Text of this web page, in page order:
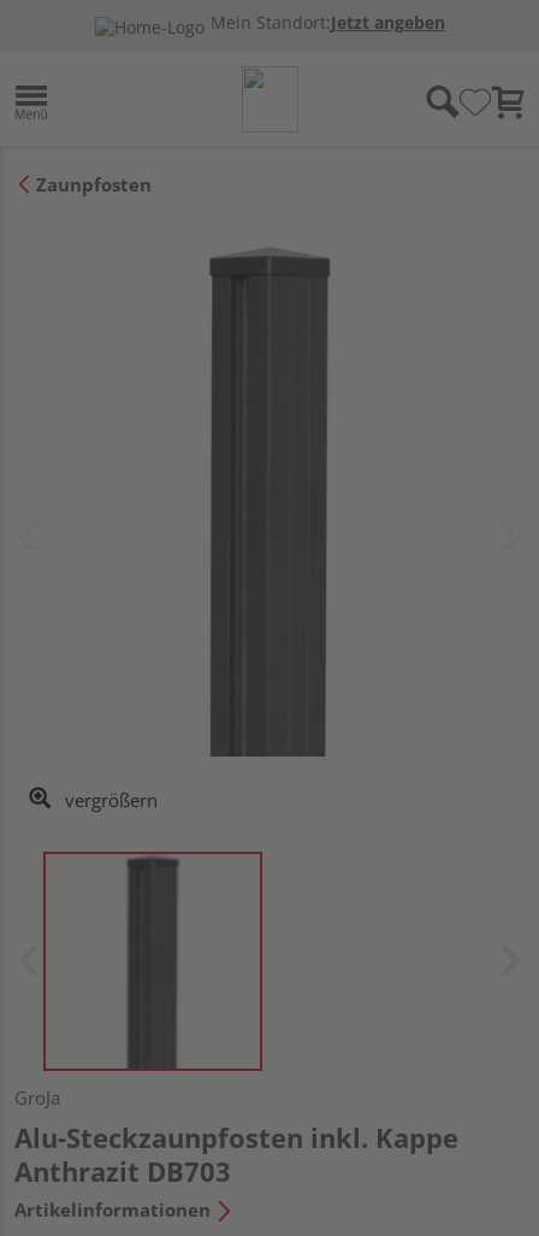
Mein Standort:Jetzt angeben
Zaunpfosten
vergrößern
GroJa
Alu-Steckzaunpfosten inkl. Kappe
Anthrazit DB703
Artikelinformationen